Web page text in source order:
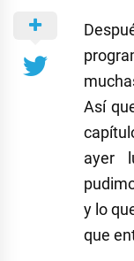
Así
ayer
y lo
que